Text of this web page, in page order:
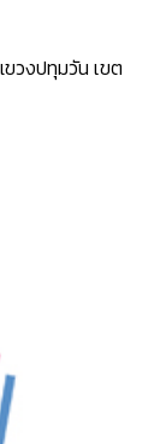
ขวงปทุมวัน เขต